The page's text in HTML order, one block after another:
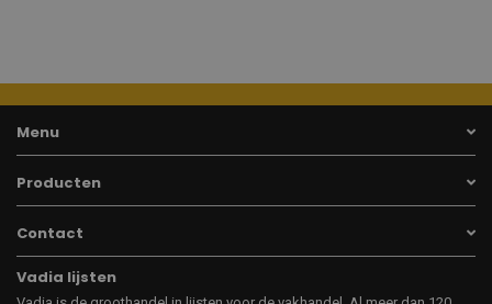
Menu
Producten
Contact
Vadia lijsten